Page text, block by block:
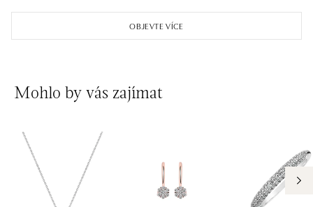
OBJEVTE VÍCE
Mohlo by vás zajímat